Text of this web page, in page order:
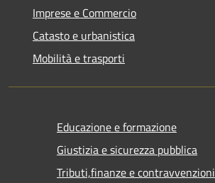
Imprese e Commercio
Catasto e urbanistica
Mobilità e trasporti
Educazione e formazione
Giustizia e sicurezza pubblica
Tributi,finanze e contravvenzioni